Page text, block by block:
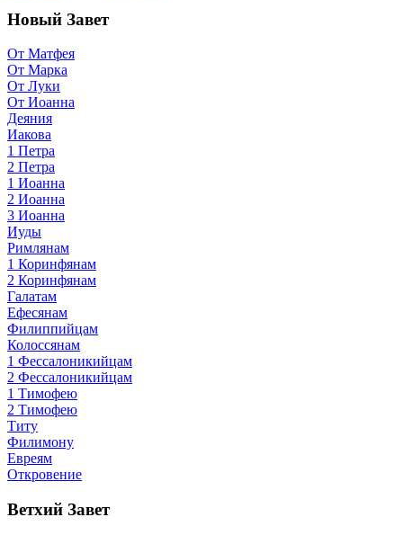
Новый Завет
От Матфея
От Марка
От Луки
От Иоанна
Деяния
Иакова
1 Петра
2 Петра
1 Иоанна
2 Иоанна
3 Иоанна
Иуды
Римлянам
1 Коринфянам
2 Коринфянам
Галатам
Ефесянам
Филиппийцам
Колоссянам
1 Фессалоникийцам
2 Фессалоникийцам
1 Тимофею
2 Тимофею
Титу
Филимону
Евреям
Откровение
Ветхий Завет